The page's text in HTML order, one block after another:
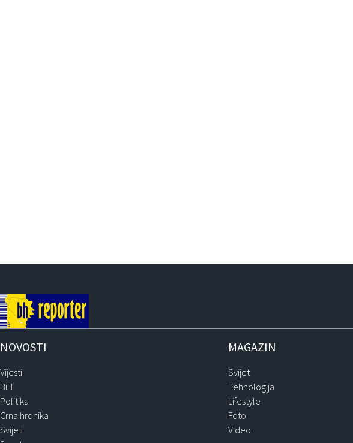
NOVOSTI
Vijesti
BiH
Politika
Crna hronika
Svijet
MAGAZIN
Svijet
Tehnologija
Lifestyle
Foto
Video